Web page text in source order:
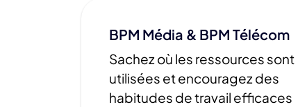
BPM Média & BPM Télécom
Sachez où les ressources sont
utilisées et encouragez des
habitudes de travail efficaces